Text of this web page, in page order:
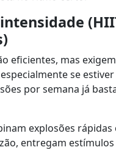
eficientes, mas
se
por semana já
explosões rápidas
entregam